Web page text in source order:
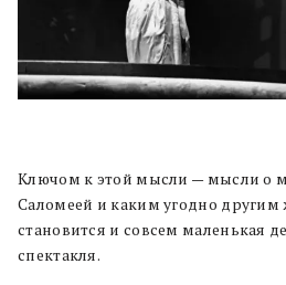
Ключом к этой мысли — мысли о
Саломеей и каким угодно
становится и совсем маленькая
спектакля.